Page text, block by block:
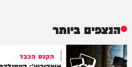
הנצפים ביותר
הקנס הכבד